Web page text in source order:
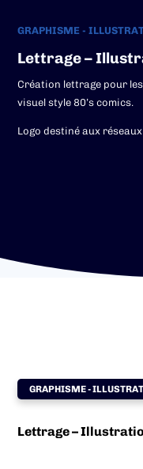
GRAPHISME -
Lettrage –
Création lettrage pour
visuel style 80’s comics.
Logo destiné aux
GRAPHISME -
Lettrage –